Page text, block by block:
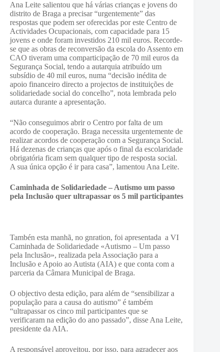
Ana Leite salientou que há várias crianças e jovens do
distrito de Braga a precisar “urgentemente” das
respostas que podem ser oferecidas por este Centro de
Actividades Ocupacionais, com capacidade para 15
jovens e onde foram investidos 210 mil euros. Recorde-
se que as obras de reconversão da escola do Assento em
CAO tiveram uma comparticipação de 70 mil euros da
Segurança Social, tendo a autarquia atribuído um
subsídio de 40 mil euros, numa “decisão inédita de
apoio financeiro directo a projectos de instituições de
solidariedade social do concelho”, nota lembrada pelo
autarca durante a apresentação.
“Não conseguimos abrir o Centro por falta de um
acordo de cooperação. Braga necessita urgentemente de
realizar acordos de cooperação com a Segurança Social.
Há dezenas de crianças que após o final da escolaridade
obrigatória ficam sem qualquer tipo de resposta social.
A sua única opção é ir para casa”, lamentou Ana Leite.
Caminhada de Solidariedade – Autismo um passo
pela Inclusão quer ultrapassar os 5 mil participantes
Tambén esta manhã, no gnration, foi apresentada a VI
Caminhada de Solidariedade «Autismo – Um passo
pela Inclusão», realizada pela Associação para a
Inclusão e Apoio ao Autista (AIA) e que conta com a
parceria da Câmara Municipal de Braga.
O objectivo desta edição, para além de “sensibilizar a
população para a causa do autismo” é também
“ultrapassar os cinco mil participantes que se
verificaram na edição do ano passado”, disse Ana Leite,
presidente da AIA.
A responsável aproveitou, por isso, para agradecer aos